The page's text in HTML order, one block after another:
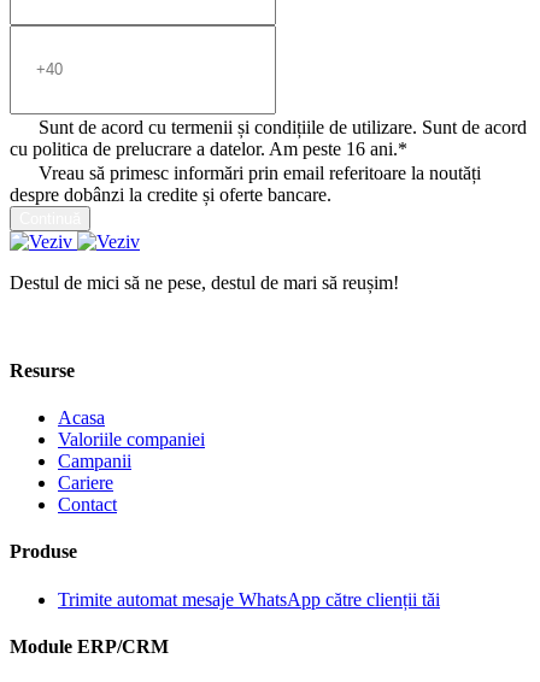
Sunt de acord cu termenii și condițiile de utilizare. Sunt de acord
cu politica de prelucrare a datelor. Am peste 16 ani.*
Vreau să primesc informări prin email referitoare la noutăți
despre dobânzi la credite și oferte bancare.
Destul de mici să ne pese, destul de mari să reușim!
Resurse
Acasa
Valoriile companiei
Campanii
Cariere
Contact
Produse
Trimite automat mesaje WhatsApp către clienții tăi
Module ERP/CRM